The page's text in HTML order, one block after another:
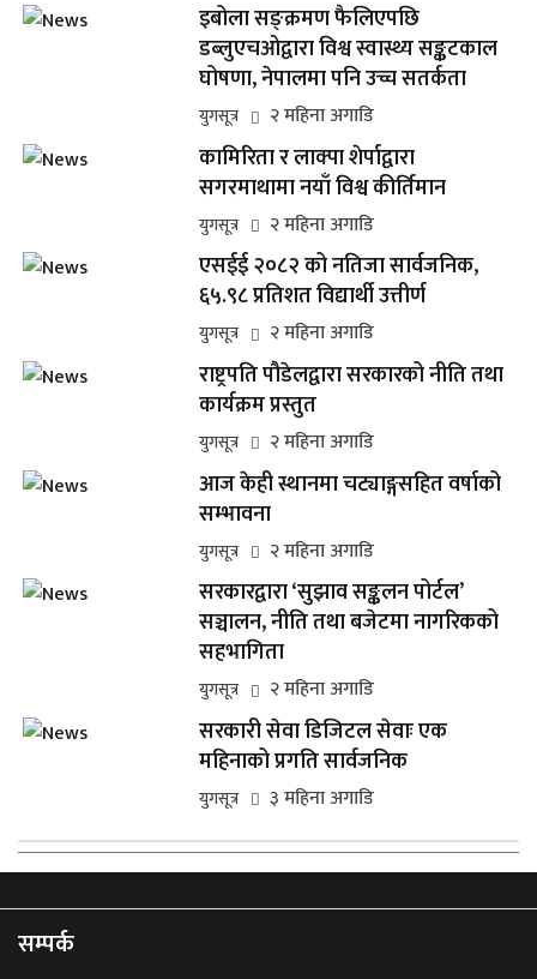
इबोला सङ्क्रमण फैलिएपछि
डब्लुएचओद्वारा विश्व स्वास्थ्य सङ्कटकाल
घोषणा, नेपालमा पनि उच्च सतर्कता
युगसूत्र २ महिना अगाडि
कामिरिता र लाक्पा शेर्पाद्वारा
सगरमाथामा नयाँ विश्व कीर्तिमान
युगसूत्र २ महिना अगाडि
एसईई २०८२ को नतिजा सार्वजनिक,
६५.९८ प्रतिशत विद्यार्थी उत्तीर्ण
युगसूत्र २ महिना अगाडि
राष्ट्रपति पौडेलद्वारा सरकारको नीति तथा
कार्यक्रम प्रस्तुत
युगसूत्र २ महिना अगाडि
आज केही स्थानमा चट्याङ्गसहित वर्षाको
सम्भावना
युगसूत्र २ महिना अगाडि
सरकारद्वारा ‘सुझाव सङ्कलन पोर्टल’
सञ्चालन, नीति तथा बजेटमा नागरिकको
सहभागिता
युगसूत्र २ महिना अगाडि
सरकारी सेवा डिजिटल सेवाः एक
महिनाको प्रगति सार्वजनिक
युगसूत्र ३ महिना अगाडि
सम्पर्क